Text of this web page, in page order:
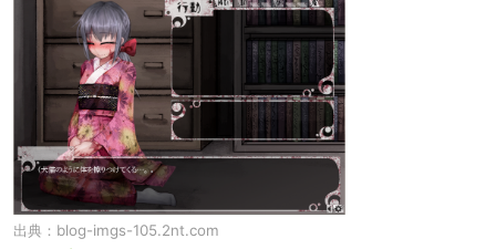
出典： blog-imgs-105.2nt.com